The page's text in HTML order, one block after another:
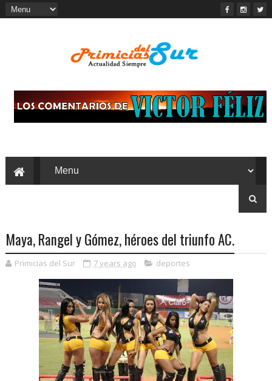
Maya, Rangel y Gómez, héroes del triunfo AC.
Primicias del Sur 7 years ago deportes